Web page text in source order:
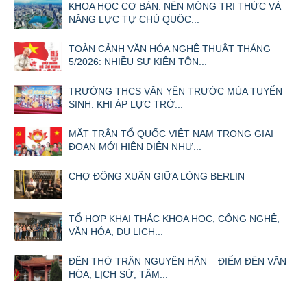
KHOA HỌC CƠ BẢN: NỀN MÓNG TRI THỨC VÀ
NĂNG LỰC TỰ CHỦ QUỐC...
TOÀN CẢNH VĂN HÓA NGHỆ THUẬT THÁNG
5/2026: NHIỀU SỰ KIỆN TÔN...
TRƯỜNG THCS VĂN YÊN TRƯỚC MÙA TUYỂN
SINH: KHI ÁP LỰC TRỞ...
MẶT TRẬN TỔ QUỐC VIỆT NAM TRONG GIAI
ĐOẠN MỚI HIỆN DIỆN NHƯ...
CHỢ ĐỒNG XUÂN GIỮA LÒNG BERLIN
TỔ HỢP KHAI THÁC KHOA HỌC, CÔNG NGHỆ,
VĂN HÓA, DU LỊCH...
ĐỀN THỜ TRẦN NGUYÊN HÃN – ĐIỂM ĐẾN VĂN
HÓA, LỊCH SỬ, TÂM...